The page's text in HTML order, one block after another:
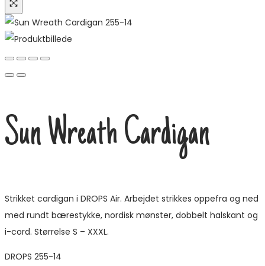
Sun Wreath Cardigan
Strikket cardigan i DROPS Air. Arbejdet strikkes oppefra og ned
med rundt bærestykke, nordisk mønster, dobbelt halskant og
i-cord. Størrelse S – XXXL.
DROPS 255-14